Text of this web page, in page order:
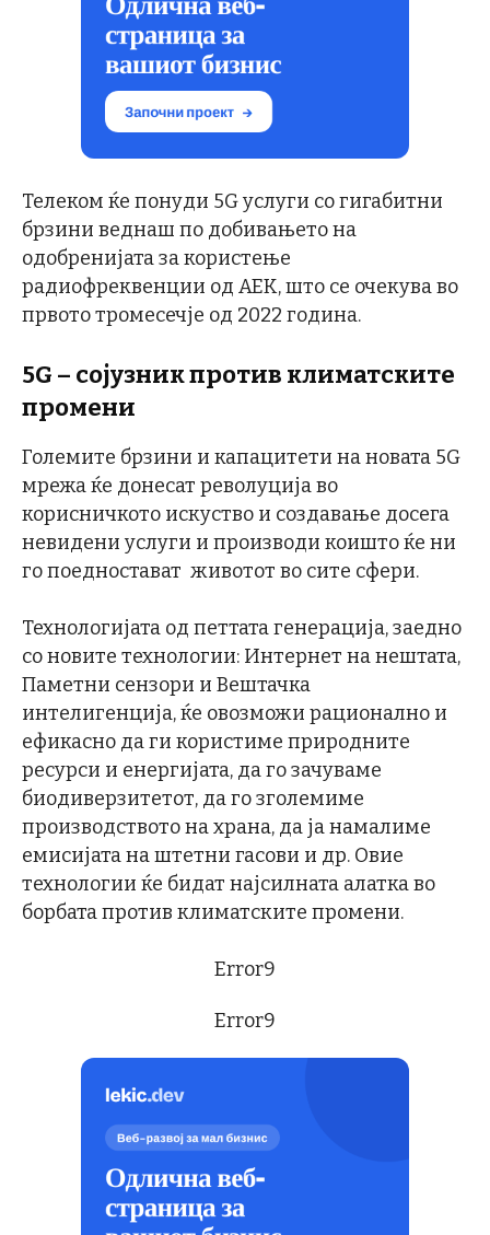
Телеком ќе понуди 5G услуги со гигабитни
брзини веднаш по добивањето на
одобренијата за користење
радиофреквенции од АЕК, што се очекува во
првото тромесечје од 2022 година.
5G – сојузник против климатските
промени
Големите брзини и капацитети на новата 5G
мрежа ќе донесат револуција во
корисничкото искуство и создавање досега
невидени услуги и производи коишто ќе ни
го поедностават животот во сите сфери.
Технологијата од петтата генерација, заедно
со новите технологии: Интернет на нештата,
Паметни сензори и Вештачка
интелигенција, ќе овозможи рационално и
ефикасно да ги користиме природните
ресурси и енергијата, да го зачуваме
биодиверзитетот, да го зголемиме
производството на храна, да ја намалиме
емисијата на штетни гасови и др. Овие
технологии ќе бидат најсилната алатка во
борбата против климатските промени.
Error9
Error9